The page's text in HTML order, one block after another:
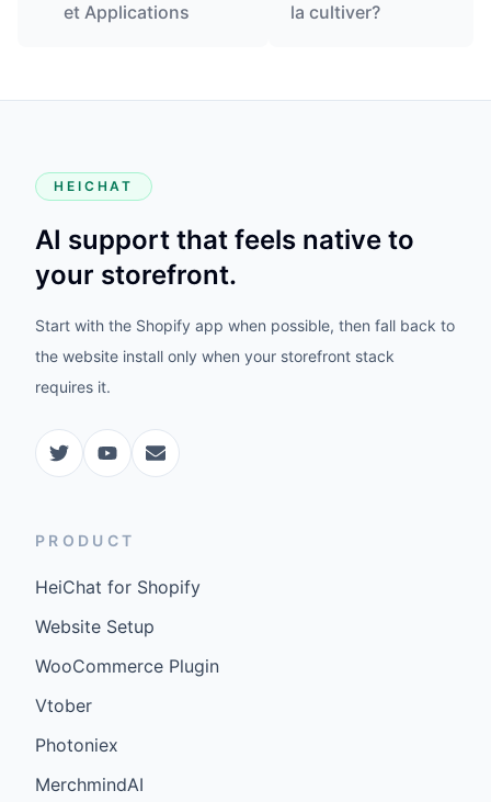
et Applications
la cultiver?
HEICHAT
AI support that feels native to
your storefront.
Start with the Shopify app when possible, then fall back to
the website install only when your storefront stack
requires it.
PRODUCT
HeiChat for Shopify
Website Setup
WooCommerce Plugin
Vtober
Photoniex
MerchmindAI